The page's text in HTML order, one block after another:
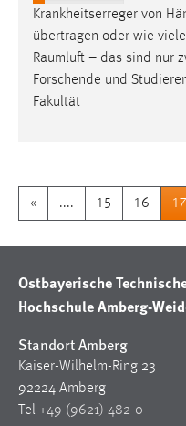
Krankheitserreger von
übertragen oder wie
Raumluft – das sind nur
Forschende und
Fakultät
« .... 15 16 17
Ostbayerische
Hochschule Amberg-
Standort Amberg
Kaiser-Wilhelm-Ring 23
92224 Amberg
Tel +49 (9621) 482-0